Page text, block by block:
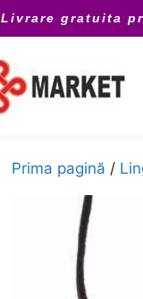
Livrare gratuita
Prima pagină /